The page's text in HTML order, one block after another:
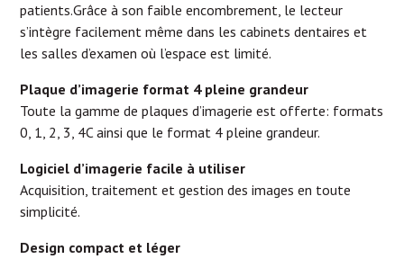
patients.Grâce à son faible encombrement, le lecteur
s’intègre facilement même dans les cabinets dentaires et
les salles d’examen où l’espace est limité.
Plaque d’imagerie format 4 pleine grandeur
Toute la gamme de plaques d’imagerie est offerte: formats
0, 1, 2, 3, 4C ainsi que le format 4 pleine grandeur.
Logiciel d’imagerie facile à utiliser
Acquisition, traitement et gestion des images en toute
simplicité.
Design compact et léger